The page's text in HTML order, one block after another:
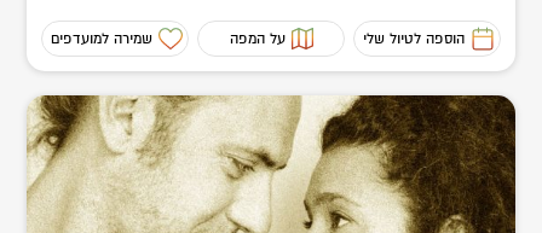
הוספה לטיול שלי על המפה שמירה למועדפים